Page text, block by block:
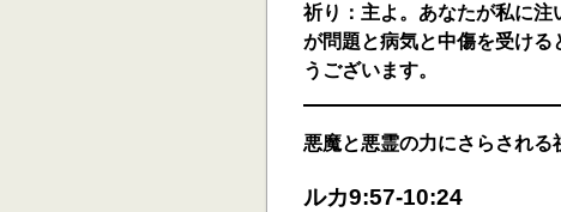
祈り：主よ。あなたが私に
が問題と病気と中傷を受ける
うございます。
悪魔と悪霊の力にさらされる
ルカ9:57-10:24